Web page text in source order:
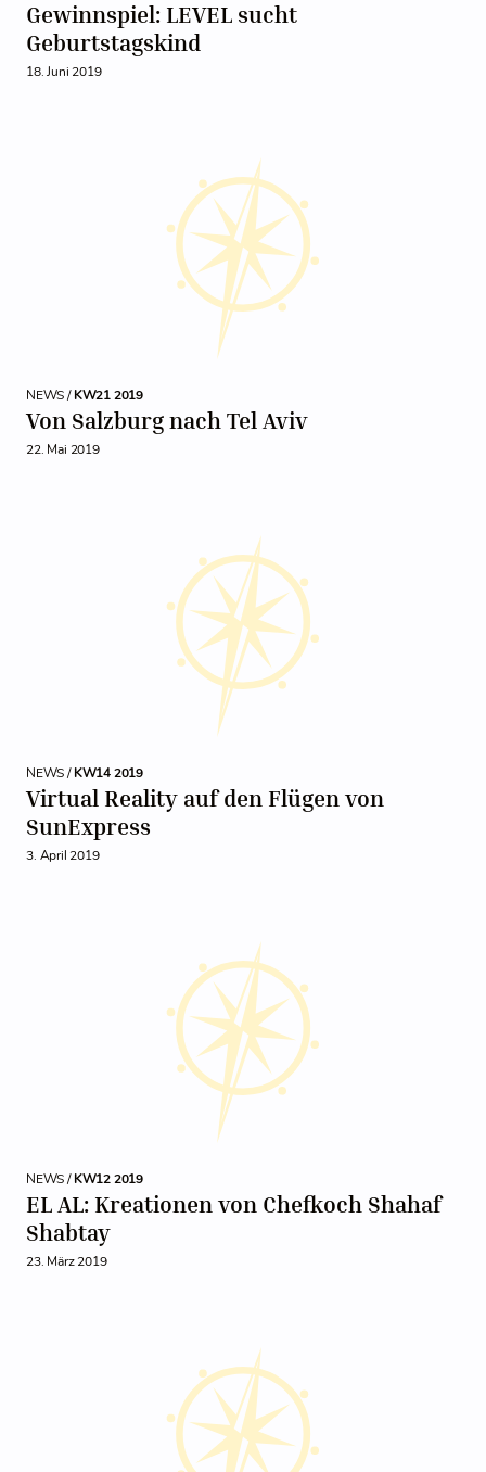
Gewinnspiel: LEVEL sucht
Geburtstagskind
18. Juni 2019
NEWS /KW21 2019
Von Salzburg nach Tel Aviv
22. Mai 2019
NEWS /KW14 2019
Virtual Reality auf den Flügen von
SunExpress
3. April 2019
NEWS /KW12 2019
EL AL: Kreationen von Chefkoch Shahaf
Shabtay
23. März 2019